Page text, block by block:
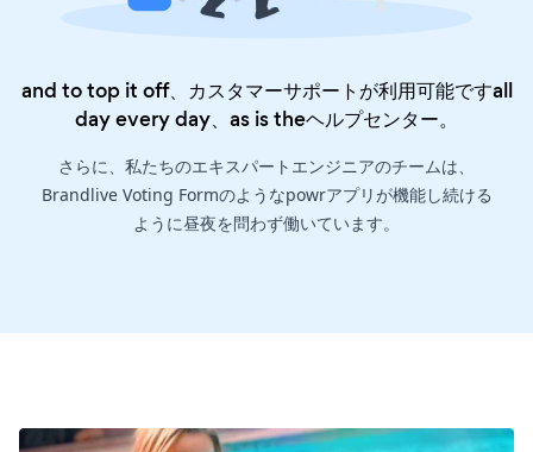
and to top it off、カスタマーサポートが利用可能ですall
day every day、as is theヘルプセンター。
さらに、私たちのエキスパートエンジニアのチームは、
Brandlive Voting Formのようなpowrアプリが機能し続ける
ように昼夜を問わず働いています。